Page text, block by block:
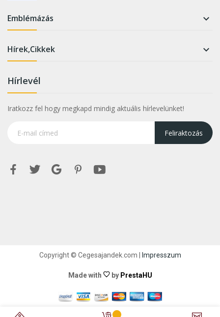
Emblémázás 
Hírek,Cikkek 
Hírlevél
Iratkozz fel hogy megkapd mindig aktuális hírlevelünket!
Feliraktozás
Copyright © Cegesajandek.com | Impresszum
Made with by PrestaHU